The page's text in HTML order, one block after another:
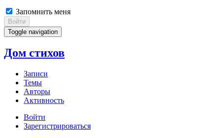
Запомнить меня
Войти
Toggle navigation
Дом стихов
Записи
Темы
Авторы
Активность
Войти
Зарегистрироваться